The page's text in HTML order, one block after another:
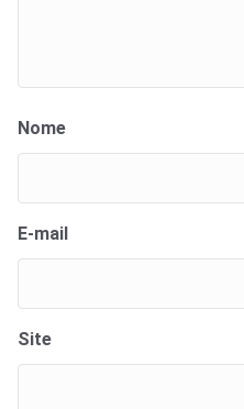
Nome
E-mail
Site